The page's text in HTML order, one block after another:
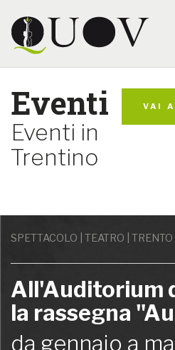
Eventi VAI
Eventi in
Trentino
SPETTACOLO | TEATRO | TRENTO
All'Auditorium
la rassegna
da gennaio a